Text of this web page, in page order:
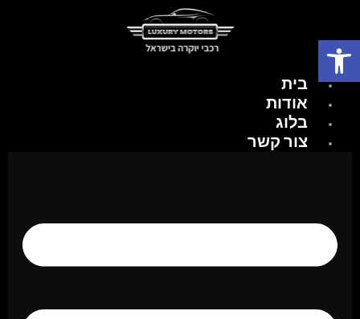
בית
אודות
בלוג
צור קשר
פתח סרגל נגישות